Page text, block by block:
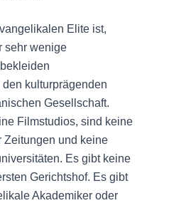
Elite ist,
sehr wenige
kulturprägenden
Gesellschaft.
Filmstudios, sind keine
Zeitungen und keine
Es gibt keine
Gerichtshof. Es gibt
Akademiker oder